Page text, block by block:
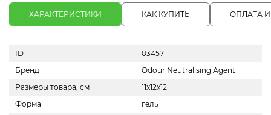
ХАРАКТЕРИСТИКИ КАК КУПИТЬ ОПЛАТА
ID
03457
Бренд
Odour Neutralising Agent
Размеры товара, см
11x12x12
Форма
гель